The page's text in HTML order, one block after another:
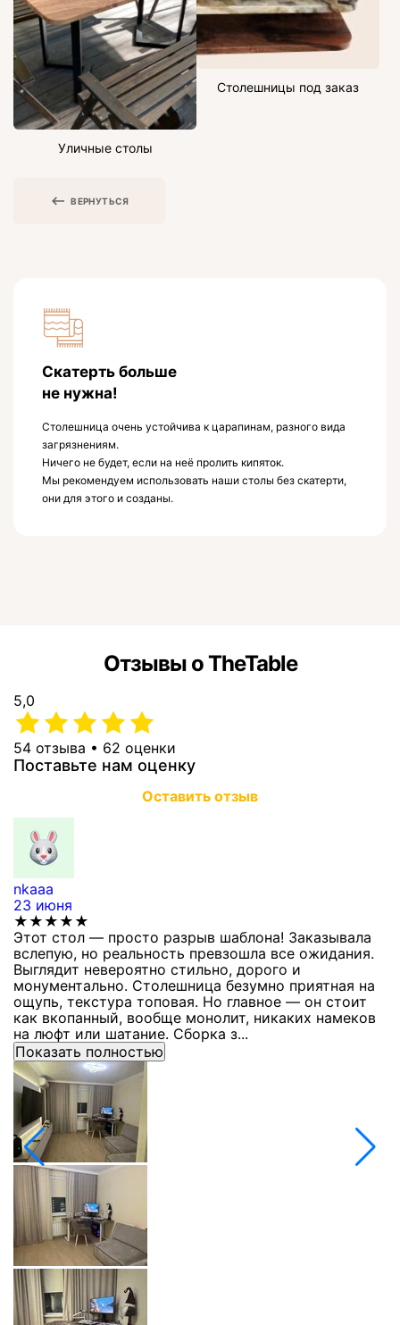
Уличные столы
Столешницы под заказ
ВЕРНУТЬСЯ
Скатерть больше
не нужна!
Столешница очень устойчива к царапинам, разного вида
загрязнениям.
Ничего не будет, если на неё пролить кипяток.
Мы рекомендуем использовать наши столы без скатерти,
они для этого и созданы.
Отзывы о TheTable
5,0
54 отзыва • 62 оценки
Поставьте нам оценку
Оставить отзыв
nkaaa
23 июня
★★★★★
Этот стол — просто разрыв шаблона! Заказывала
вслепую, но реальность превзошла все ожидания.
Выглядит невероятно стильно, дорого и
монументально. Столешница безумно приятная на
ощупь, текстура топовая. Но главное — он стоит
как вкопанный, вообще монолит, никаких намеков
на люфт или шатание. Сборка з...
Показать полностью